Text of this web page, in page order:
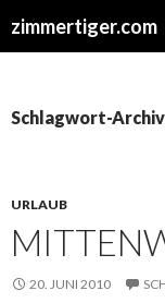
zimmertiger.com
Schlagwort-
URLAUB
20. JUNI 2010